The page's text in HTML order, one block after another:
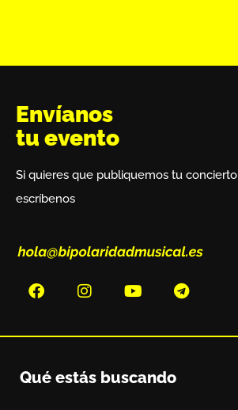
Envíanos
tu evento
Si quieres que publiquemos tu concierto
escríbenos
Qué estás buscando